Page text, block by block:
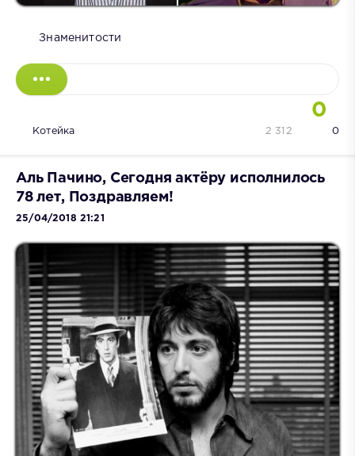
Знаменитости
0
Котейка 0
2 312
Аль Пачино, Сегодня актёру исполнилось
78 лет, Поздравляем!
25/04/2018 21:21